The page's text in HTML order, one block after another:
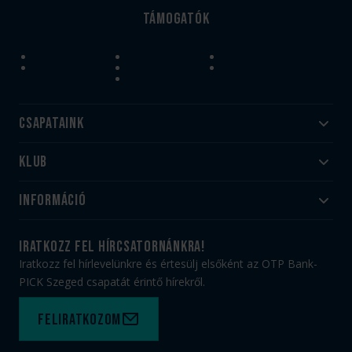
Támogatók
Csapataink
Felnőtt
Utánpótlás
Klub
#HandballFamily
Munkatársaink
PICK Aréna
Sajtóakkreditáció
Információ
Jegy- és bérletvásárlás
Webshop
Adatvédelem
Felhasználási feltételek
Kapcsolat
iratkozz fel hírcsatornánkra!
Iratkozz fel hírlevelünkre és értesülj elsőként az OTP Bank-
PICK Szeged csapatát érintő hírekről.
Feliratkozom